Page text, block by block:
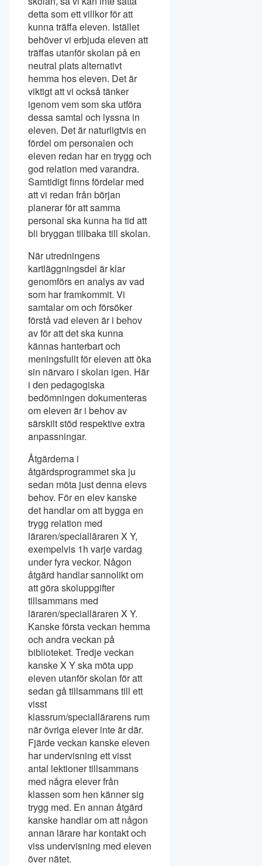
detta som ett villkor för att
kunna träffa eleven. Istället
behöver vi erbjuda eleven att
träffas utanför skolan på en
neutral plats alternativt
hemma hos eleven. Det är
viktigt att vi också tänker
igenom vem som ska utföra
dessa samtal och lyssna in
eleven. Det är naturligtvis en
fördel om personalen och
eleven redan har en trygg och
god relation med varandra.
Samtidigt finns fördelar med
att vi redan från början
planerar för att samma
personal ska kunna ha tid att
bli bryggan tillbaka till skolan.
När utredningens
kartläggningsdel är klar
genomförs en analys av vad
som har framkommit. Vi
samtalar om och försöker
förstå vad eleven är i behov
av för att det ska kunna
kännas hanterbart och
meningsfullt för eleven att öka
sin närvaro i skolan igen. Här
i den pedagogiska
bedömningen dokumenteras
om eleven är i behov av
särskilt stöd respektive extra
anpassningar.
Åtgärderna i
åtgärdsprogrammet ska ju
sedan möta just denna elevs
behov. För en elev kanske
det handlar om att bygga en
trygg relation med
läraren/specialläraren X Y,
exempelvis 1h varje vardag
under fyra veckor. Någon
åtgärd handlar sannolikt om
att göra skoluppgifter
tillsammans med
läraren/specialläraren X Y.
Kanske första veckan hemma
och andra veckan på
biblioteket. Tredje veckan
kanske X Y ska möta upp
eleven utanför skolan för att
sedan gå tillsammans till ett
visst
klassrum/speciallärarens rum
när övriga elever inte är där.
Fjärde veckan kanske eleven
har undervisning ett visst
antal lektioner tillsammans
med några elever från
klassen som hen känner sig
trygg med. En annan åtgärd
kanske handlar om att någon
annan lärare har kontakt och
viss undervisning med eleven
över nätet.